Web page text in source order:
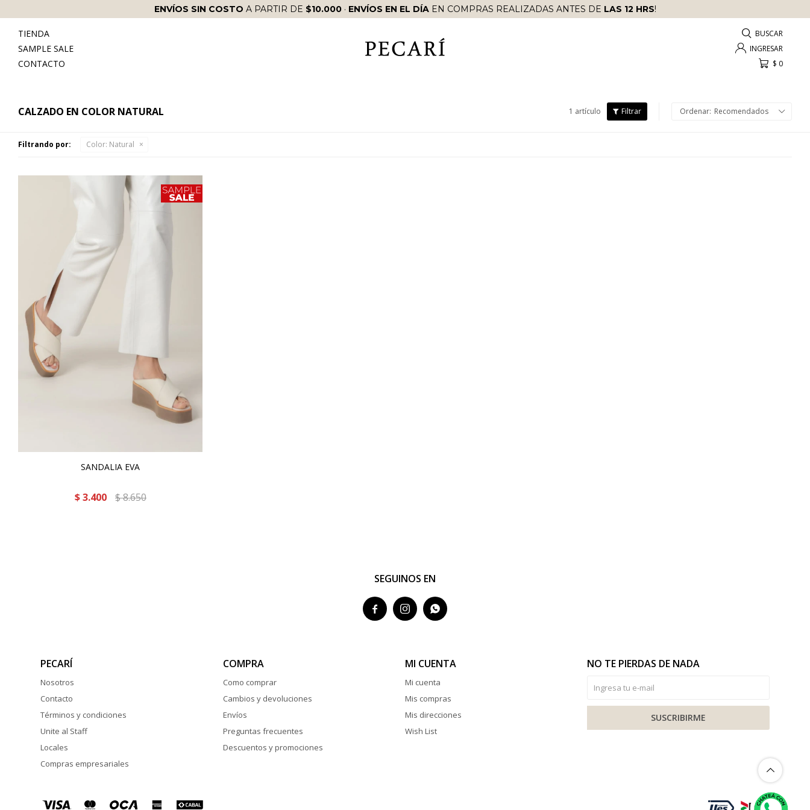
ENVÍOS SIN COSTO A PARTIR DE $10.000· ENVÍOS EN EL DÍAEN COMPRAS REALIZADAS ANTES DE LAS 12 HRS!
TIENDA
SAMPLE SALE
CONTACTO
$ 0
CALZADO EN COLOR NATURAL 1 artículo Recomendados
Filtrando por: Color: Natural
SANDALIA EVA
$ 3.400 $8.650
SEGUINOS EN
  
PECARÍ
Nosotros
Contacto
Términos y condiciones
Unite al Staff
Locales
Compras empresariales
COMPRA
Como comprar
Cambios y devoluciones
Envíos
Preguntas frecuentes
Descuentos y promociones
MI CUENTA
Mi cuenta
Mis compras
Mis direcciones
Wish List
NO TE PIERDAS DE NADA
SUSCRIBIRME